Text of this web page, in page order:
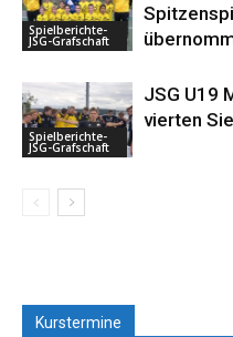
Spielberichte-
JSG-Grafschaft
Spielberichte-
JSG-Grafschaft
JSG U19
vierten
Kurstermine